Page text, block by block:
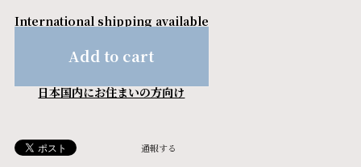
International shipping available
Add to cart
日本国内にお住まいの方向け
通報する